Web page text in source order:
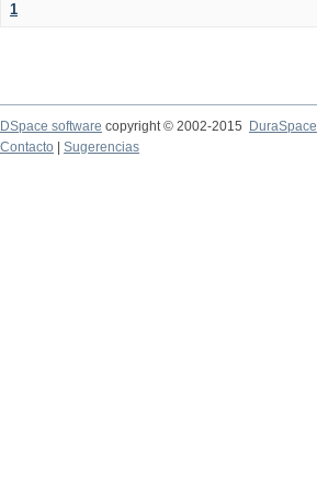
1
DSpace software copyright © 2002-2015
DuraSpace
Contacto
Sugerencias